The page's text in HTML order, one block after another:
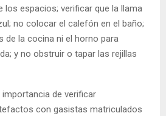
los espacios; verificar que la llama
no colocar el calefón en el baño;
de la cocina ni el horno para
y no obstruir o tapar las rejillas
de verificar
con gasistas matriculados